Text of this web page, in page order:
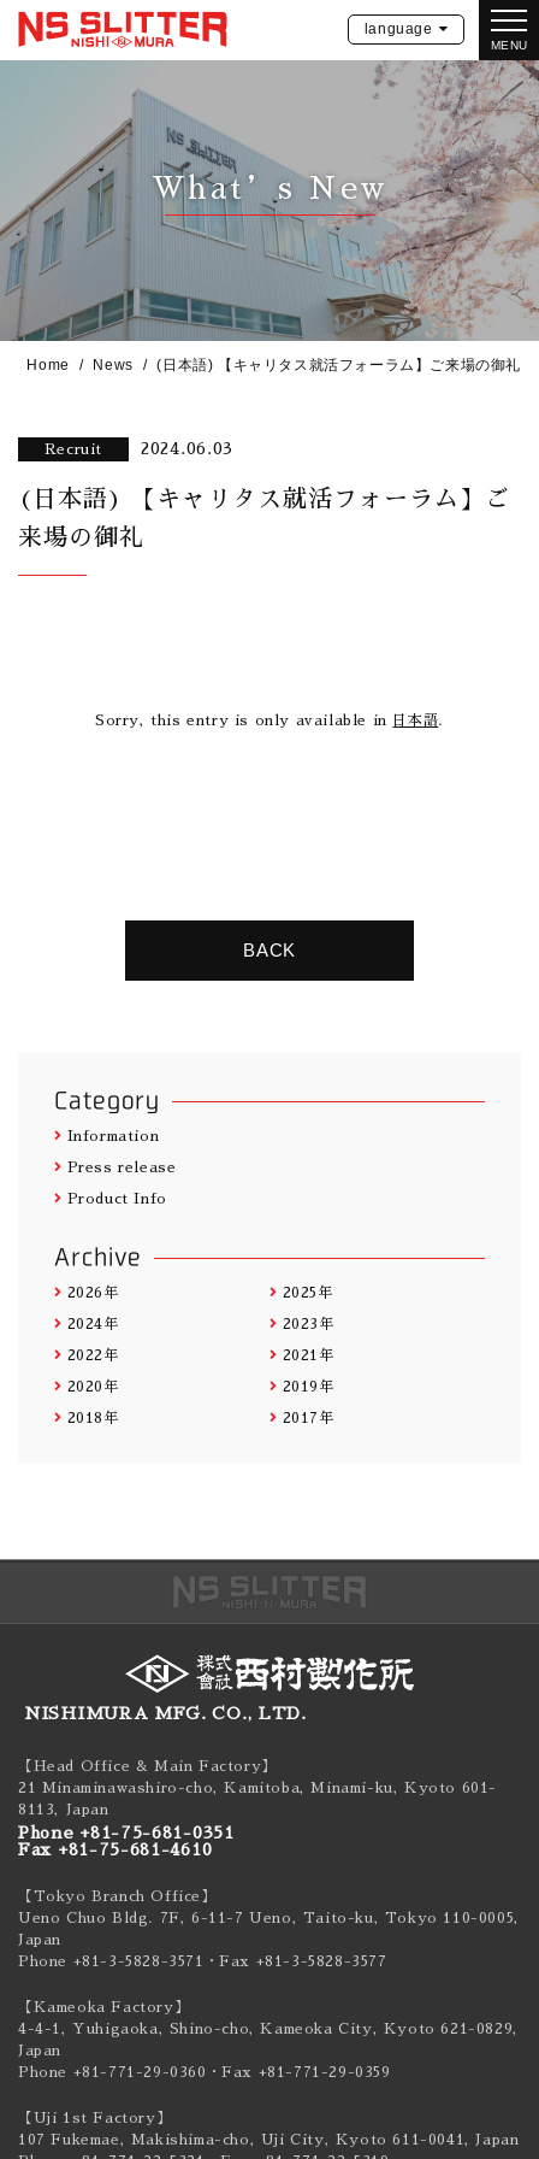
MENU
language
What’s New
Home News (日本語) 【キャリタス就活フォーラム】ご来場の御礼
Recruit 2024.06.03
(日本語) 【キャリタス就活フォーラム】ご
来場の御礼
Sorry, this entry is only available in 日本語.
BACK
Category
Information
Press release
Product Info
Archive
2026年 2025年
2024年 2023年
2022年 2021年
2020年 2019年
2018年 2017年
NISHIMURA MFG. CO., LTD.
【Head Office & Main Factory】
21 Minaminawashiro-cho, Kamitoba, Minami-ku,Kyoto 601-
8113, Japan
Phone +81-75-681-0351
Fax +81-75-681-4610
【Tokyo Branch Office】
Ueno Chuo Bldg. 7F, 6-11-7 Ueno, Taito-ku, Tokyo 110-0005,
Japan
Phone +81-3-5828-3571
・Fax +81-3-5828-3577
【Kameoka Factory】
4-4-1, Yuhigaoka, Shino-cho, Kameoka City, Kyoto 621-0829,
Japan
Phone +81-771-29-0360 ・Fax +81-771-29-0359
【Uji 1st Factory】
107 Fukemae, Makishima-cho, Uji City, Kyoto 611-0041, Japan